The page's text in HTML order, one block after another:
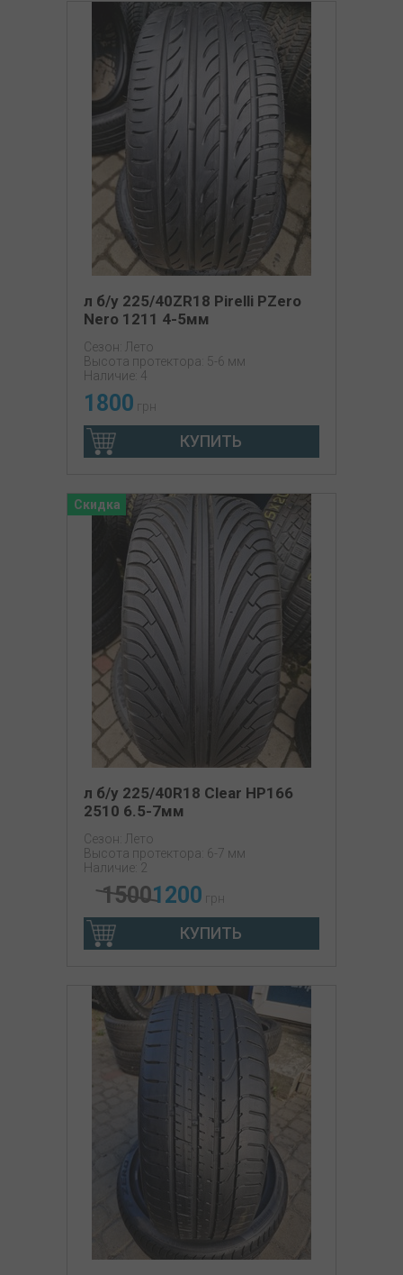
л б/у 225/40ZR18 Pirelli PZero
Nero 1211 4-5мм
Сезон: Лето
Высота протектора: 5-6 мм
Наличие: 4
1800 грн
КУПИТЬ
Скидка
л б/у 225/40R18 Clear HP166
2510 6.5-7мм
Сезон: Лето
Высота протектора: 6-7 мм
Наличие: 2
15001200 грн
КУПИТЬ